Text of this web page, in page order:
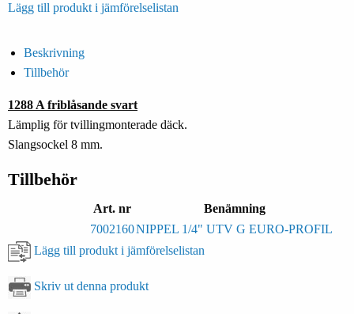
Lägg till produkt i jämförelselistan
Beskrivning
Tillbehör
1288 A friblåsande svart
Lämplig för tvillingmonterade däck.
Slangsockel 8 mm.
Tillbehör
Art. nr
Benämning
7002160NIPPEL 1/4" UTV G EURO-PROFIL
Lägg till produkt i jämförelselistan
Skriv ut denna produkt